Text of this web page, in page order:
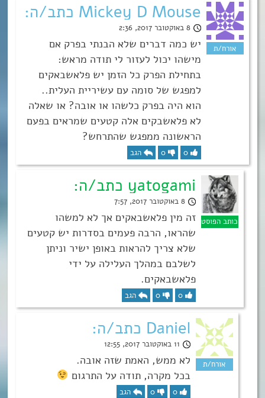
Mickey D Mouse כתב/ה:
8 באוקטובר 2017, 2:36
יש כמה דברים שלא הבנתי בפרק אם
מישהו יכול לעזור לי תודה מראש:
בתחילת הפרק כל הזמן יש פלאשבאקים
למפגש של סומה עם עשיריית העלית..
הוא היה בפרק כלשהו או אובה? או שאלה
לא פלאשבקים אלה קטעים שמראים בפעם
הראשונה ממפגש שהתרחש?
0
0 הגב
yatogami כתב/ה:
8 באוקטובר 2017, 7:57
זה מין פלאשבאקים אך לא למשהו
שהראו, הרבה פעמים בסדרות יש קטעים
שלא צריך להראות באופן ישיר וניתן
לשלבם במהלך העלילה על ידי
פלאשבאקים.
0
0 הגב
Daniel כתב/ה:
11 באוקטובר 2017, 12:55
לא ממש, האמת שזה אובה.
בכל מקרה, תודה על התרגום
0
0 הגב